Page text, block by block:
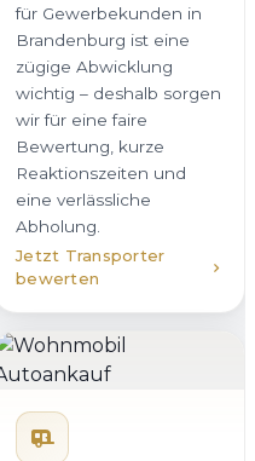
für Gewerbekunden in
Brandenburg ist eine
zügige Abwicklung
wichtig – deshalb sorgen
wir für eine faire
Bewertung, kurze
Reaktionszeiten und
eine verlässliche
Abholung.
Jetzt Transporter
bewerten